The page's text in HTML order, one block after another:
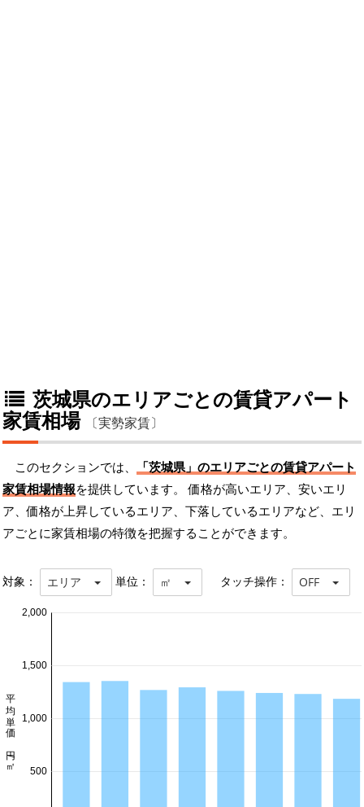
茨城県のエリアごとの賃貸アパート
家賃相場 〔実勢家賃〕
このセクションでは、
「茨城県」のエリアごとの賃貸アパート
家賃相場情報を提供しています。 価格が高いエリア、安いエリ
ア、価格が上昇しているエリア、下落しているエリアなど、エリ
アごとに家賃相場の特徴を把握することができます。
対象： エリア 単位： ㎡ タッチ操作： OFF
500
1,000
1,500
2,000
平均単価 円/㎡